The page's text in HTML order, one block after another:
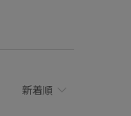
新着順